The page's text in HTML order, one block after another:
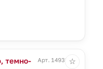
темно-
Арт. 14938.31
☆